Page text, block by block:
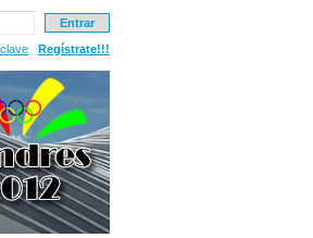
Regístrate!!!